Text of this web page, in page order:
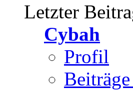
Letzter
Cybah
Profil